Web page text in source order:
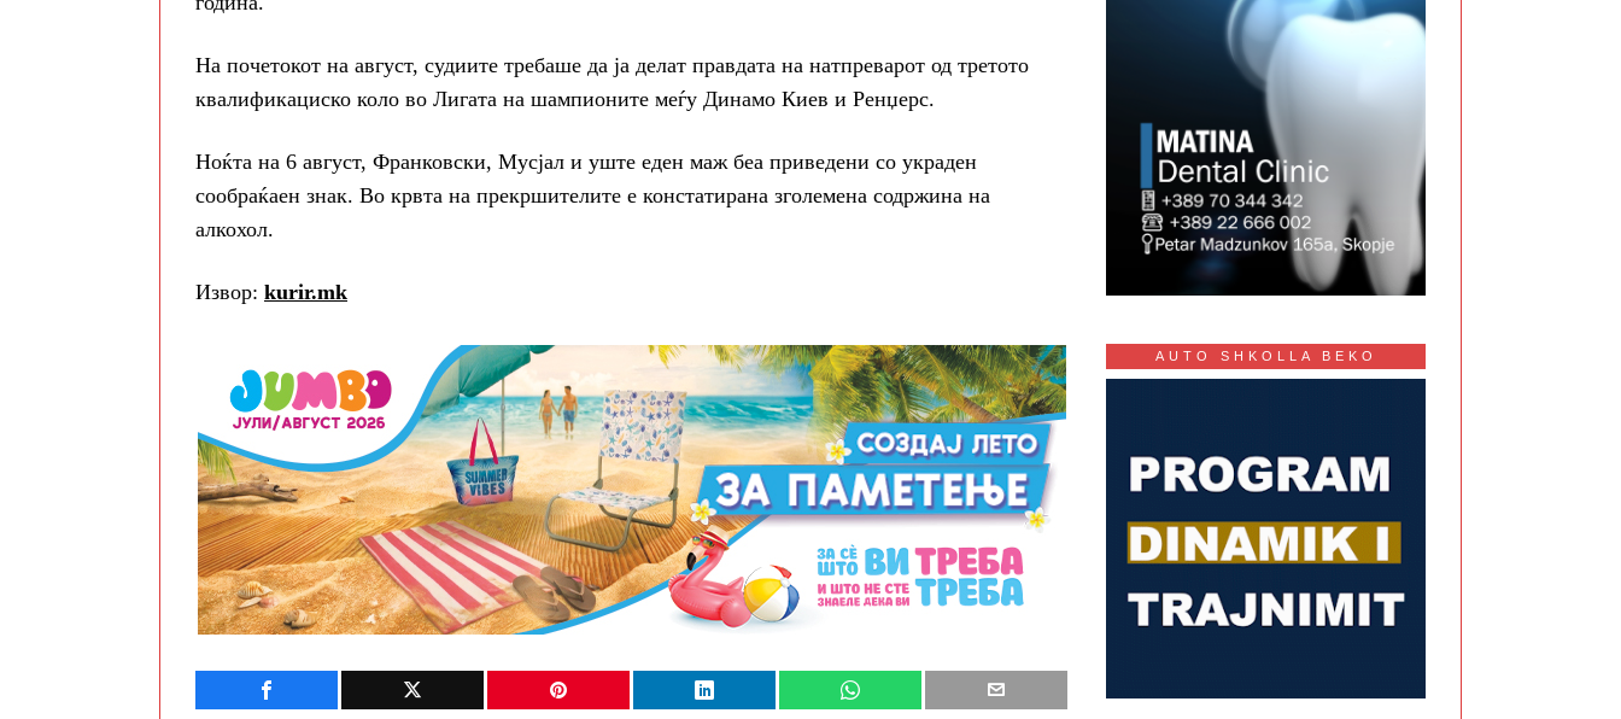
На почетокот на август, судиите требаше да ја делат правдата на натпреварот од третото
квалификациско коло во Лигата на шампионите меѓу Динамо Киев и Ренџерс.
Ноќта на 6 август, Франковски, Мусјал и уште еден маж беа приведени со украден
сообраќаен знак. Во крвта на прекршителите е констатирана зголемена содржина на
алкохол.
Извор: kurir.mk
AUTO SHKOLLA BEKO